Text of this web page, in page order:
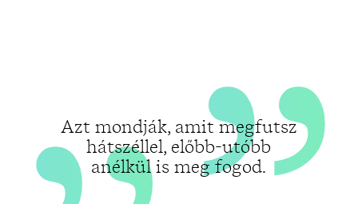
Azt mondják, amit megfutsz
hátszéllel, előbb-utóbb
anélkül is meg fogod.